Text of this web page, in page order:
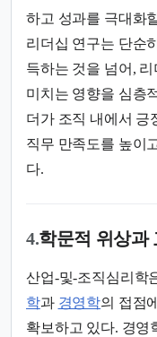
하고 성과를 극대화
리더십 연구는 단순
득하는 것을 넘어,
미치는 영향을 심층
더가 조직 내에서 긍
직무 만족도를 높이
다.
4.학문적 위상과
산업-및-조직심리학
학과 경영학의 접점
확보하고 있다. 경영